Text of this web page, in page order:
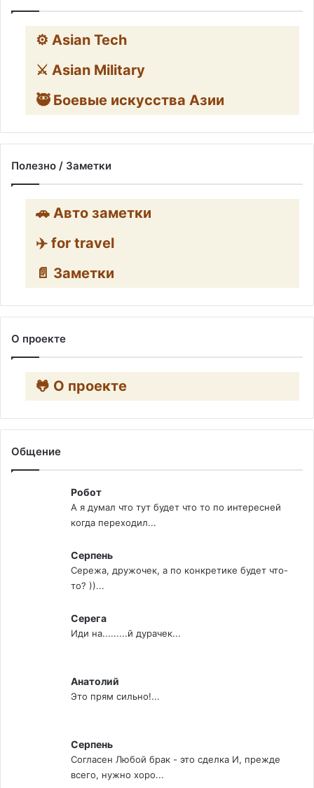
⚙️ Asian Tech
⚔️ Asian Military
🥷 Боевые искусства Азии
Полезно / Заметки
🚗 Авто заметки
✈️ for travel
📄 Заметки
О проекте
🐸 О проекте
Общение
Робот
А я думал что тут будет что то по интересней
когда переходил...
Серпень
Сережа, дружочек, а по конкретике будет что-
то? ))...
Серега
Иди на.........й дурачек...
Анатолий
Это прям сильно!...
Серпень
Согласен Любой брак - это сделка И, прежде
всего, нужно хоро...